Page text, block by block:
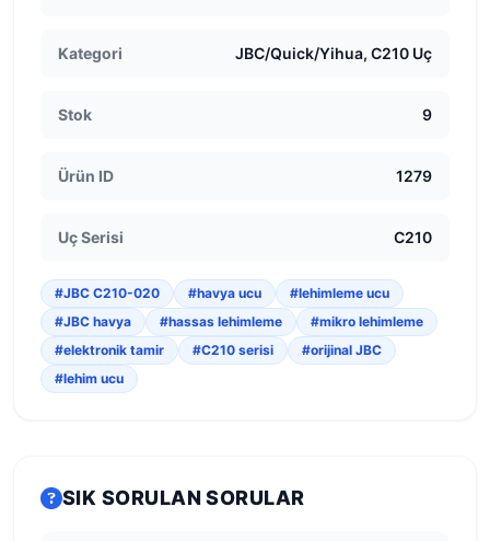
Kategori JBC/Quick/Yihua, C210 Uç
Stok 9
Ürün ID 1279
Uç Serisi C210
#JBC C210-020 #havya ucu
#lehimleme ucu
#JBC havya
#hassas lehimleme
#mikro lehimleme
#elektronik tamir
#C210 serisi
#orijinal JBC
#lehim ucu
SIK SORULAN SORULAR